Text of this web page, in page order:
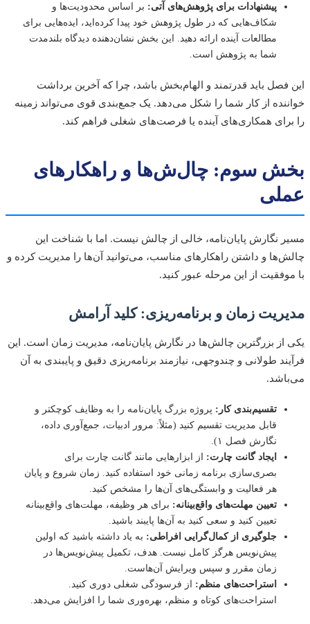
پیشنهادات برای پژوهش‌های آتی:بر اساس محدودیت‌ها و
شکاف‌هایی که در طول پژوهش خود پیدا کرده‌اید، ایده‌هایی برای
مطالعات آینده ارائه دهید. این بخش نشان‌دهنده دیدگاه بلندمدت
شما به پژوهش است.
باید قدرتمند و الهام‌بخش باشد، چرا که آخرین برداشت
از کار شما را شکل می‌دهد. یک جمع‌بندی قوی می‌تواند زمینه
همکاری‌های آینده یا فرصت‌های شغلی فراهم کند.
سوم: چال‌ش‌ها و راهکارهای
نگارش پایان‌نامه، خالی از چالش نیست. اما با شناخت این
و داشتن راهکارهای مناسب، می‌توانید آن‌ها را مدیریت کرده و
از این مرحله عبور کنید.
زمان و برنامه‌ریزی: کلید آرامش
بزرگترین چالش‌ها در نگارش پایان‌نامه، مدیریت زمان است. این
طولانی و چندوجهی، نیازمند برنامه‌ریزی دقیق و پایبندی به آن
تقسیم‌بندی کار:پروژه بزرگ پایان‌نامه را به وظایف کوچکتر و
قابل مدیریت تقسیم کنید (مثلاً: مرور ادبیات، جمع‌آوری داده،
نگارش فصل ۱).
ایجاد گانت چارت:از ابزارهایی مانند گانت چارت برای
بصری‌سازی برنامه زمانی خود استفاده کنید. زمان شروع و پایان
هر فعالیت و وابستگی‌های آن‌ها را مشخص کنید.
تعیین مهلت‌های واقع‌بینانه:برای هر وظیفه، مهلت‌های واقع‌بینانه
تعیین کنید و سعی کنید به آن‌ها پایبند باشید.
جلوگیری از کمال‌گرایی افراطی: به یاد داشته باشید که اولین
پیش‌نویس هرگز کامل نیست. هدف، تکمیل پیش‌نویس‌ها در
زمان مقرر و سپس ویرایش آن‌هاست.
استراحت‌های منظم:از فرسودگی شغلی دوری کنید.
استراحت‌های کوتاه و منظم، بهره‌وری شما را افزایش می‌دهد.